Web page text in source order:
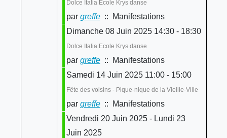
Dolce Italia Ecole Krys danse
par greffe:: Manifestations
Dimanche 08 Juin 2025 14:30 - 18:30
Dolce Italia Ecole Krys danse
par greffe:: Manifestations
Samedi 14 Juin 2025 11:00 - 15:00
Fête des voisins - Pique-nique de la Vieille-Ville
par greffe:: Manifestations
Vendredi 20 Juin 2025 - Lundi 23
Juin 2025